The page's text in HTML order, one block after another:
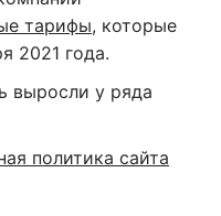
тарифы, которые
2021 года.
выросли у ряда
политика сайта